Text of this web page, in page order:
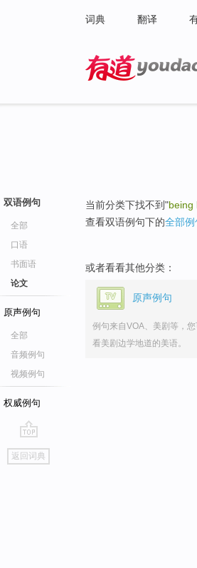
词典 翻译
双语例句
全部
口语
书面语
论文
原声例句
全部
音频例句
视频例句
权威例句
go
top
返回词典
当前分类下找不到"being
查看双语例句下的全部例
或者看看其他分类：
原声例句
例句来自VOA、美剧等，您
看美剧边学地道的美语。